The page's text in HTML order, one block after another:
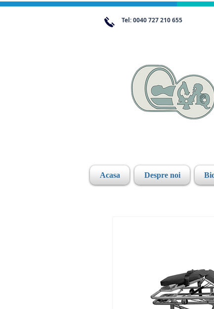
Tel: 0040 727 210 655
Acasa Despre noi